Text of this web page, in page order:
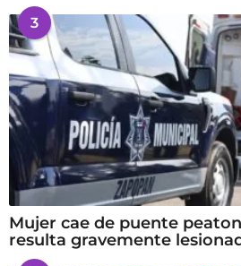
3
Mujer cae de puente
resulta gravemente